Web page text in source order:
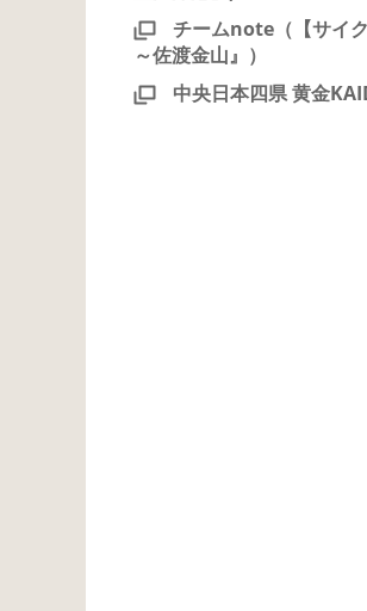
チームnote（【サイ
～佐渡金山』）
中央日本四県 黄金